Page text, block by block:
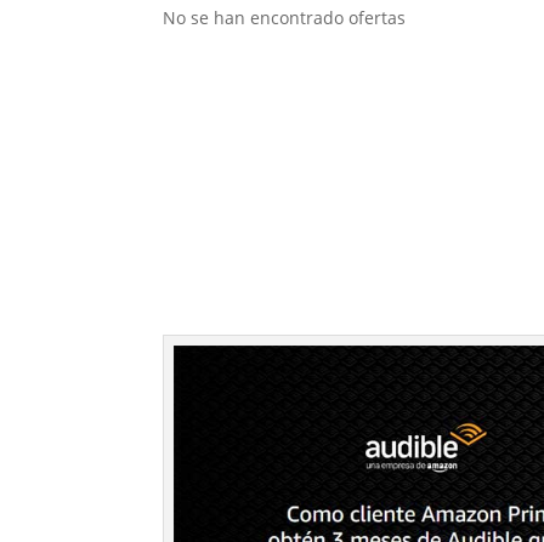
No se han encontrado ofertas